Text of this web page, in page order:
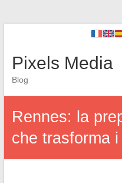
Pixels Media
Blog
Rennes: la
che trasforma